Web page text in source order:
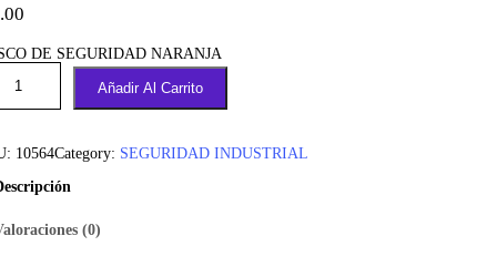
DE SEGURIDAD NARANJA
Añadir Al Carrito
10564Category: SEGURIDAD INDUSTRIAL
(0)